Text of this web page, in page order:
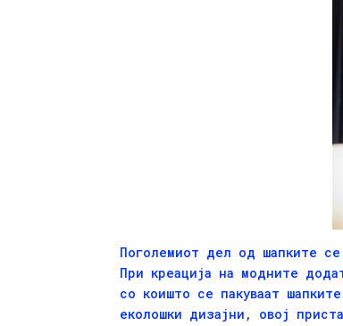
Поголемиот дел од шапките
При креација на модните
со коишто се пакуваат
еколошки дизајни, овој